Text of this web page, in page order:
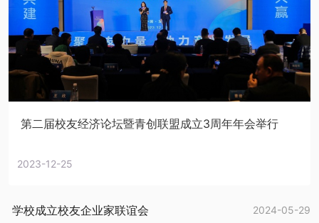
第二届校友经济论坛暨青创联盟成立3周年年会举行
2023-12-25
学校成立校友企业家联谊会 2024-05-29